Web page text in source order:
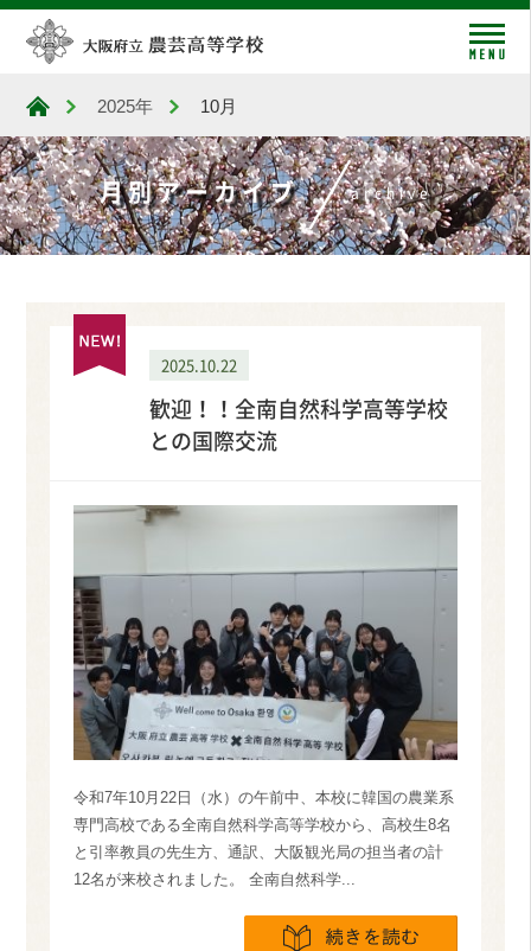
大阪府立農芸高等学校
2025年 10月
月別アーカイブ archive
2025.10.22
歓迎！！全南自然科学高等学校
との国際交流
令和7年10月22日（水）の午前中、本校に韓国の農業系
専門高校である全南自然科学高等学校から、高校生8名
と引率教員の先生方、通訳、大阪観光局の担当者の計
12名が来校されました。 全南自然科学...